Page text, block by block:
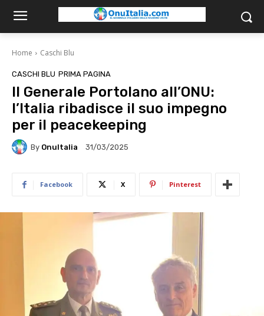
Home Caschi Blu
CASCHI BLU PRIMA PAGINA
Il Generale Portolano all’ONU:
l’Italia ribadisce il suo impegno
per il peacekeeping
By OnuItalia 31/03/2025
Facebook X Pinterest